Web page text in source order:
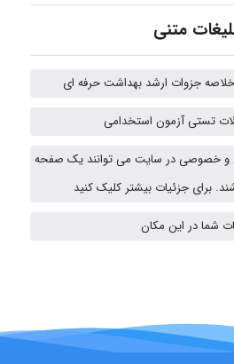
متنی
تستی آزمون استخدامی
و خصوصی در سایت می توانند یک صفحه
برای جزئیات بیشتر کلیک کنید
شما در این مکان